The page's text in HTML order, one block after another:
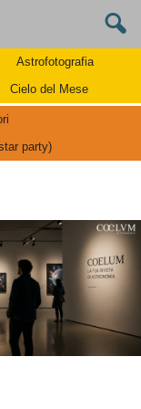
Astrofotografia
Cielo del Mese
party)